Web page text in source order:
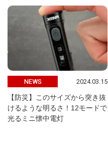
NEWS 2024.03.15
【防災】このサイズから突き抜
けるような明るさ！12モードで
光るミニ懐中電灯